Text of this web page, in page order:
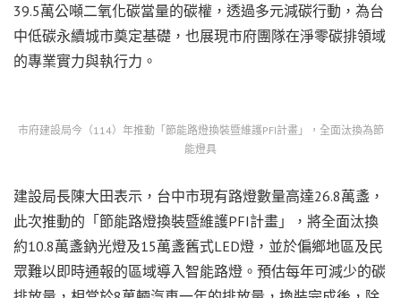
39.5萬公噸二氧化碳當量的碳權，透過多元減碳行動，為台
中低碳永續城市奠定基礎，也展現市府團隊在淨零碳排領域
的專業實力與執行力。
市府建設局今（114）年推動「節能路燈換裝暨維護PFI計畫」，全面汰換為節
能燈具
建設局長陳大田表示，台中市現有路燈數量高達26.8萬盞，
此次推動的「節能路燈換裝暨維護PFI計畫」，將全面汰換
約10.8萬盞鈉光燈及15萬盞舊式LED燈，並於偏鄉地區及民
眾難以即時通報的區域導入智能路燈。預估每年可減少的碳